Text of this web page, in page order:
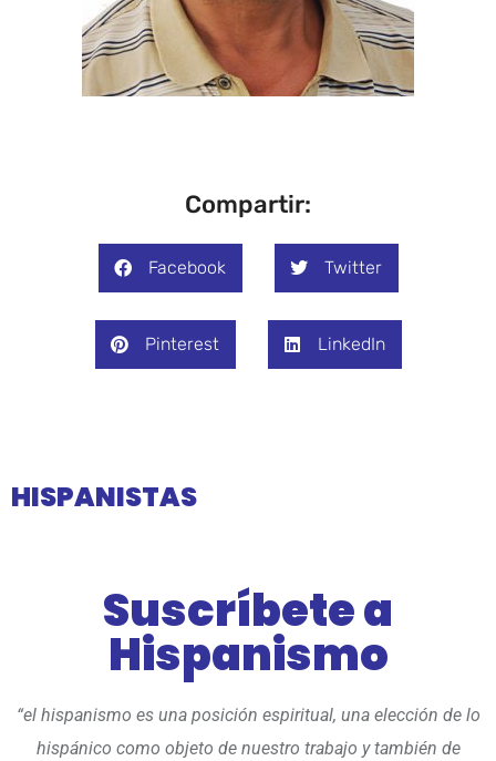
Compartir:
Facebook Twitter
Pinterest LinkedIn
HISPANISTAS
Suscríbete a
Hispanismo
“el hispanismo es una posición espiritual, una elección de lo
hispánico como objeto de nuestro trabajo y también de